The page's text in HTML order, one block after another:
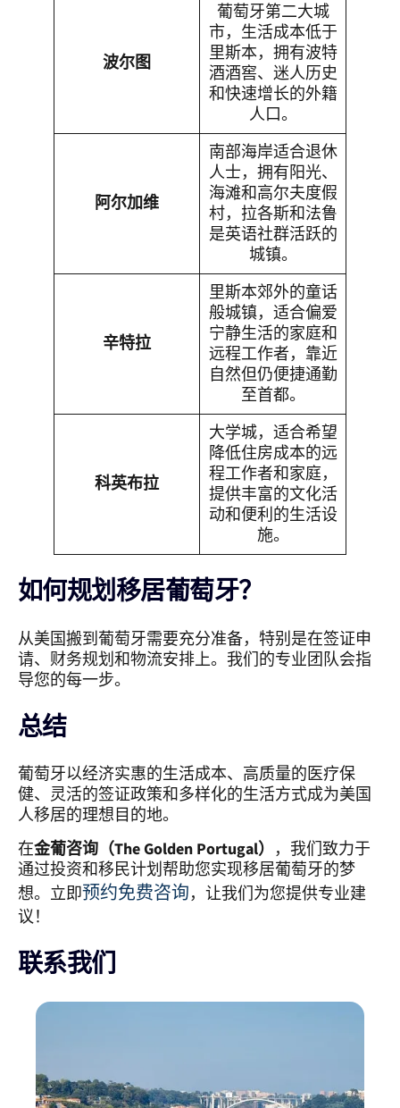
波尔图
葡萄牙第二大城
市，生活成本低于
里斯本，拥有波特
酒酒窖、迷人历史
和快速增长的外籍
人口。
阿尔加维
南部海岸适合退休
人士，拥有阳光、
海滩和高尔夫度假
村，拉各斯和法鲁
是英语社群活跃的
城镇。
辛特拉
里斯本郊外的童话
般城镇，适合偏爱
宁静生活的家庭和
远程工作者，靠近
自然但仍便捷通勤
至首都。
科英布拉
大学城，适合希望
降低住房成本的远
程工作者和家庭，
提供丰富的文化活
动和便利的生活设
施。
如何规划移居葡萄牙？
从美国搬到葡萄牙需要充分准备，特别是在签证申
请、财务规划和物流安排上。我们的专业团队会指
导您的每一步。
总结
葡萄牙以经济实惠的生活成本、高质量的医疗保
健、灵活的签证政策和多样化的生活方式成为美国
人移居的理想目的地。
在金葡咨询（The Golden Portugal） ，我们致力于
通过投资和移民计划帮助您实现移居葡萄牙的梦
想。立即预约免费咨询，让我们为您提供专业建
议！
联系我们